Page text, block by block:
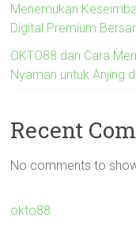
Menemukan
Digital Premium
OKTO88 dan Cara
Nyaman untuk Anjing
Recent
No comments to
okto88